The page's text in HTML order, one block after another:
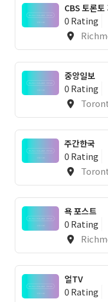
CBS 토론토
0 Rating
중앙일보
0 Rating
주간한국
0 Rating
욕 포스트
0 Rating
얼TV
0 Rating